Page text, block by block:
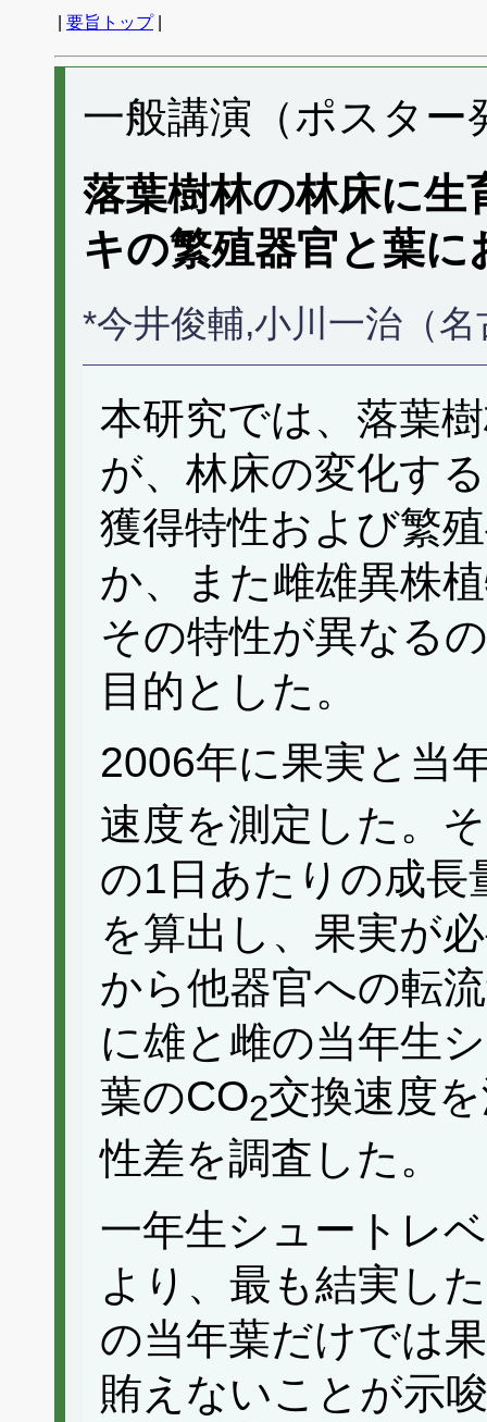
要旨トップ|
一般講演（ポスター
落葉樹林の林床に生
キの繁殖器官と葉
*今井俊輔,小川一治（
本研究では、落葉
が、林床の変化す
獲得特性および繁
か、また雌雄異株
その特性が異なる
目的とした。
2006年に果実と当
速度を測定した。
の1日あたりの成長
を算出し、果実が
から他器官への転
に雄と雌の当年生
葉のCO2交換速度
性差を調査した。
一年生シュートレ
より、最も結実し
の当年葉だけでは
賄えないことが示